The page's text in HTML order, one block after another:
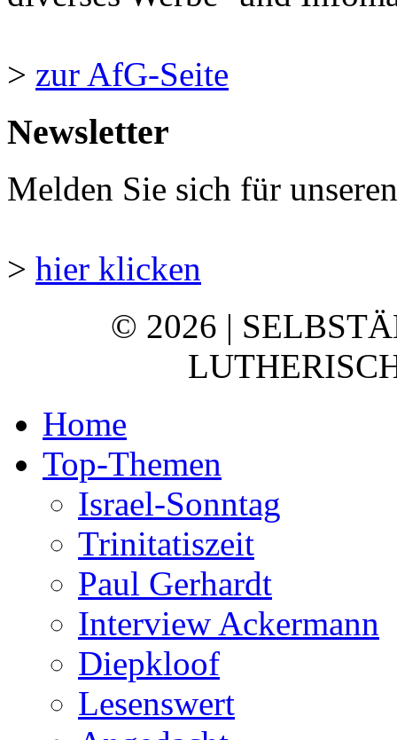
> zur AfG-Seite
Newsletter
Melden Sie sich für
> hier klicken
© 2026 |
Home
Top-Themen
Israel-Sonntag
Trinitatiszeit
Paul Gerhardt
Interview Ackermann
Diepkloof
Lesenswert